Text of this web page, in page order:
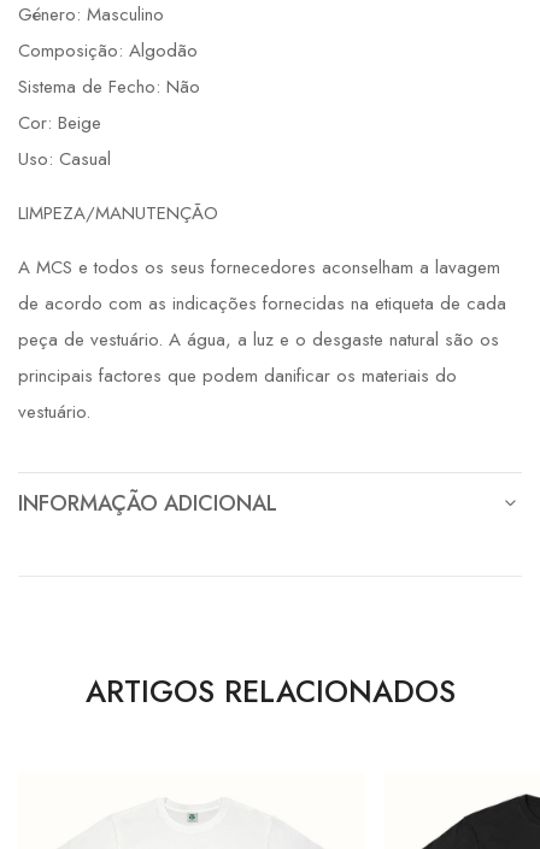
Género: Masculino
Composição: Algodão
Sistema de Fecho: Não
Cor: Beige
Uso: Casual
LIMPEZA/MANUTENÇÃO
A MCS e todos os seus fornecedores aconselham a lavagem
de acordo com as indicações fornecidas na etiqueta de cada
peça de vestuário. A água, a luz e o desgaste natural são os
principais factores que podem danificar os materiais do
vestuário.
INFORMAÇÃO ADICIONAL
ARTIGOS RELACIONADOS